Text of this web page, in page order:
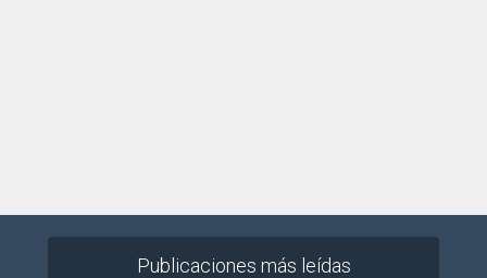
Publicaciones más leídas